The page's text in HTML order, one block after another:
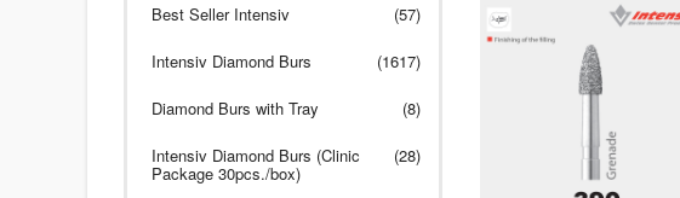
Best Seller Intensiv (57)
Intensiv Diamond Burs (1617)
Diamond Burs with Tray (8)
Intensiv Diamond Burs (Clinic
Package 30pcs./box)
(28)